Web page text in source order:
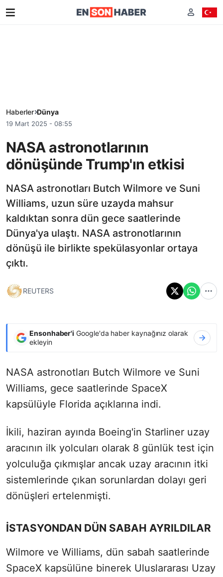
Haberler Dünya
19 Mart 2025 - 08:55
NASA astronotlarının
dönüşünde Trump'ın etkisi
NASA astronotları Butch Wilmore ve Suni
Williams, uzun süre uzayda mahsur
kaldıktan sonra dün gece saatlerinde
Dünya'ya ulaştı. NASA astronotlarının
dönüşü ile birlikte spekülasyonlar ortaya
çıktı.
REUTERS
Ensonhaber'i Google'da haber kaynağınız olarak
ekleyin
NASA astronotları Butch Wilmore ve Suni
Williams, gece saatlerinde SpaceX
kapsülüyle Florida açıklarına indi.
İkili, haziran ayında Boeing'in Starliner uzay
aracının ilk yolcuları olarak 8 günlük test için
yolculuğa çıkmışlar ancak uzay aracının itki
sistemlerinde çıkan sorunlardan dolayı geri
dönüşleri ertelenmişti.
İSTASYONDAN DÜN SABAH AYRILDILAR
Wilmore ve Williams, dün sabah saatlerinde
SpaceX kapsülüne binerek Uluslararası Uzay